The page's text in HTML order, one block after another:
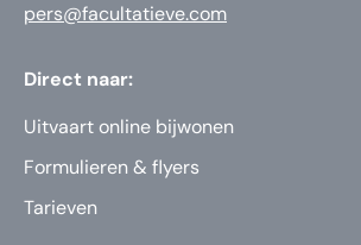
pers@facultatieve.com
Direct naar:
Uitvaart online bijwonen
Formulieren & flyers
Tarieven